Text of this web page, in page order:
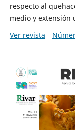
respecto al
medio y extensión
Ver revista